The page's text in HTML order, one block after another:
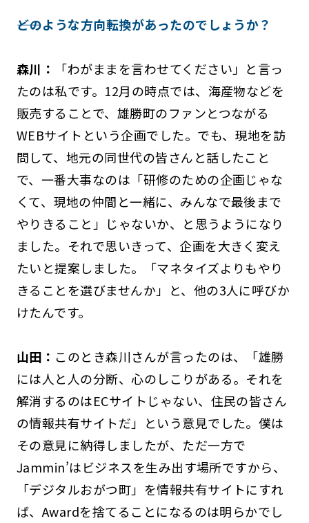
――どのような方向転換があったのでしょうか？
森川：
「わがままを言わせてください」と言っ
たのは私です。12月の時点では、海産物などを
販売することで、雄勝町のファンとつながる
WEBサイトという企画でした。でも、現地を訪
問して、地元の同世代の皆さんと話したこと
で、一番大事なのは「研修のための企画じゃな
くて、現地の仲間と一緒に、みんなで最後まで
やりきること」じゃないか、と思うようになり
ました。それで思いきって、企画を大きく変え
たいと提案しました。「マネタイズよりもやり
きることを選びませんか」と、他の3人に呼びか
けたんです。
山田： このとき森川さんが言ったのは、「雄勝
には人と人の分断、心のしこりがある。それを
解消するのはECサイトじゃない、住民の皆さん
の情報共有サイトだ」という意見でした。僕は
その意見に納得しましたが、ただ一方で
Jammin’はビジネスを生み出す場所ですから、
「デジタルおがつ町」を情報共有サイトにすれ
ば、Awardを捨てることになるのは明らかでし